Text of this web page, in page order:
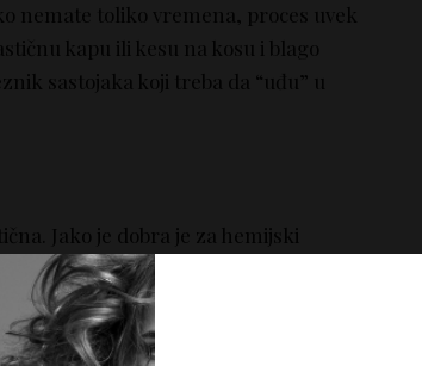
nemate toliko vremena, proces uvek
kapu ili kesu na kosu i blago
sastojaka koji treba da “uđu” u
Jako je dobra je za hemijski
masku za kosu